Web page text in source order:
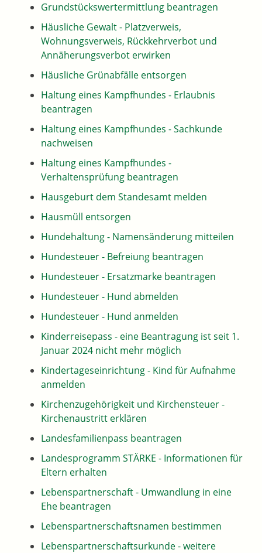
Grundstückswertermittlung beantragen
Häusliche Gewalt - Platzverweis,
Wohnungsverweis, Rückkehrverbot und
Annäherungsverbot erwirken
Häusliche Grünabfälle entsorgen
Haltung eines Kampfhundes - Erlaubnis
beantragen
Haltung eines Kampfhundes - Sachkunde
nachweisen
Haltung eines Kampfhundes -
Verhaltensprüfung beantragen
Hausgeburt dem Standesamt melden
Hausmüll entsorgen
Hundehaltung - Namensänderung mitteilen
Hundesteuer - Befreiung beantragen
Hundesteuer - Ersatzmarke beantragen
Hundesteuer - Hund abmelden
Hundesteuer - Hund anmelden
Kinderreisepass - eine Beantragung ist seit 1.
Januar 2024 nicht mehr möglich
Kindertageseinrichtung - Kind für Aufnahme
anmelden
Kirchenzugehörigkeit und Kirchensteuer -
Kirchenaustritt erklären
Landesfamilienpass beantragen
Landesprogramm STÄRKE - Informationen für
Eltern erhalten
Lebenspartnerschaft - Umwandlung in eine
Ehe beantragen
Lebenspartnerschaftsnamen bestimmen
Lebenspartnerschaftsurkunde - weitere